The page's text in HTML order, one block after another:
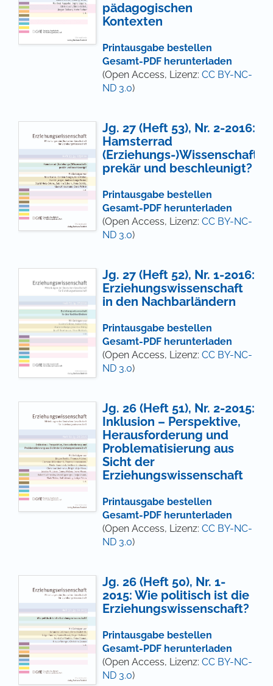
pädagogischen
Kontexten
Printausgabe bestellen
Gesamt-PDF herunterladen
(Open Access, Lizenz: CC BY-NC-
ND 3.0)
Jg. 27 (Heft 53), Nr. 2-2016:
Hamsterrad
(Erziehungs-)Wissenschaft:
prekär und beschleunigt?
Printausgabe bestellen
Gesamt-PDF herunterladen
(Open Access, Lizenz: CC BY-NC-
ND 3.0)
Jg. 27 (Heft 52), Nr. 1-2016:
Erziehungswissenschaft
in den Nachbarländern
Printausgabe bestellen
Gesamt-PDF herunterladen
(Open Access, Lizenz: CC BY-NC-
ND 3.0)
Jg. 26 (Heft 51), Nr. 2-2015:
Inklusion – Perspektive,
Herausforderung und
Problematisierung aus
Sicht der
Erziehungswissenschaft
Printausgabe bestellen
Gesamt-PDF herunterladen
(Open Access, Lizenz: CC BY-NC-
ND 3.0)
Jg. 26 (Heft 50), Nr. 1-
2015: Wie politisch ist die
Erziehungswissenschaft?
Printausgabe bestellen
Gesamt-PDF herunterladen
(Open Access, Lizenz: CC BY-NC-
ND 3.0)